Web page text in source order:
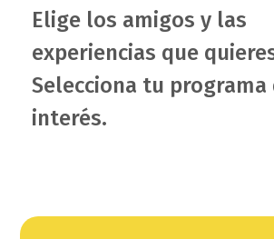
Elige los amigos y las
experiencias que
Selecciona tu programa
interés.